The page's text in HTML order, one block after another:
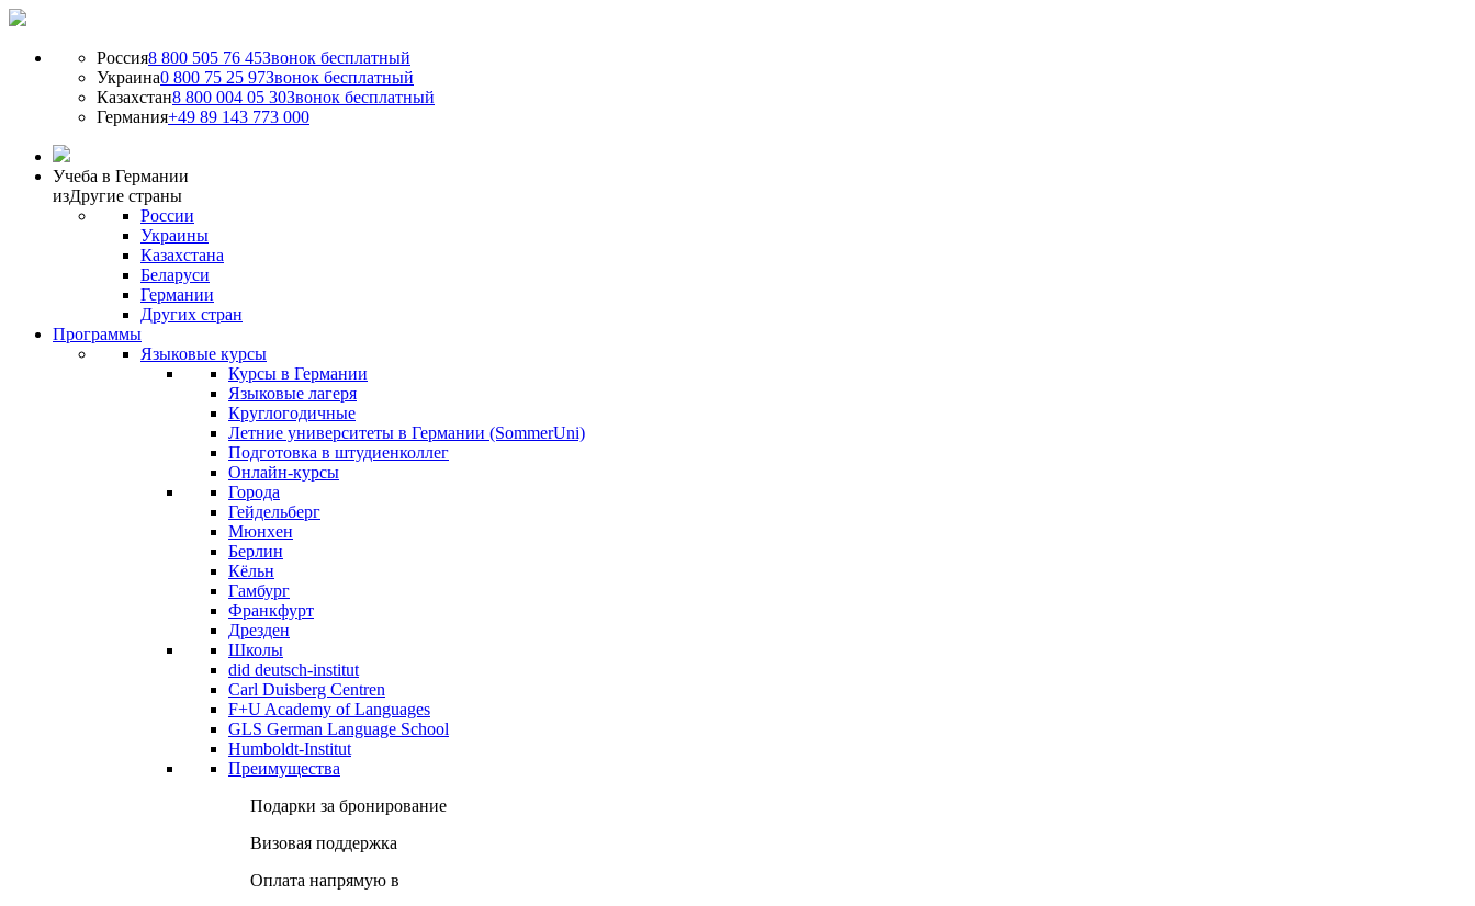
Россия8 800 505 76 45Звонок бесплатный
Украина0 800 75 25 97Звонок бесплатный
Казахстан8 800 004 05 30Звонок бесплатный
Германия+49 89 143 773 000
Учеба в Германии
изДругие страны
России
Украины
Казахстана
Беларуси
Германии
Других стран
Программы
Языковые курсы
Курсы в Германии
Языковые лагеря
Круглогодичные
Летние университеты в Германии (SommerUni)
Подготовка в штудиенколлег
Онлайн-курсы
Города
Гейдельберг
Мюнхен
Берлин
Кёльн
Гамбург
Франкфурт
Дрезден
Школы
did deutsch-institut
Carl Duisberg Centren
F+U Academy of Languages
GLS German Language School
Humboldt-Institut
Преимущества
Подарки за бронирование
Визовая поддержка
Оплата напрямую в